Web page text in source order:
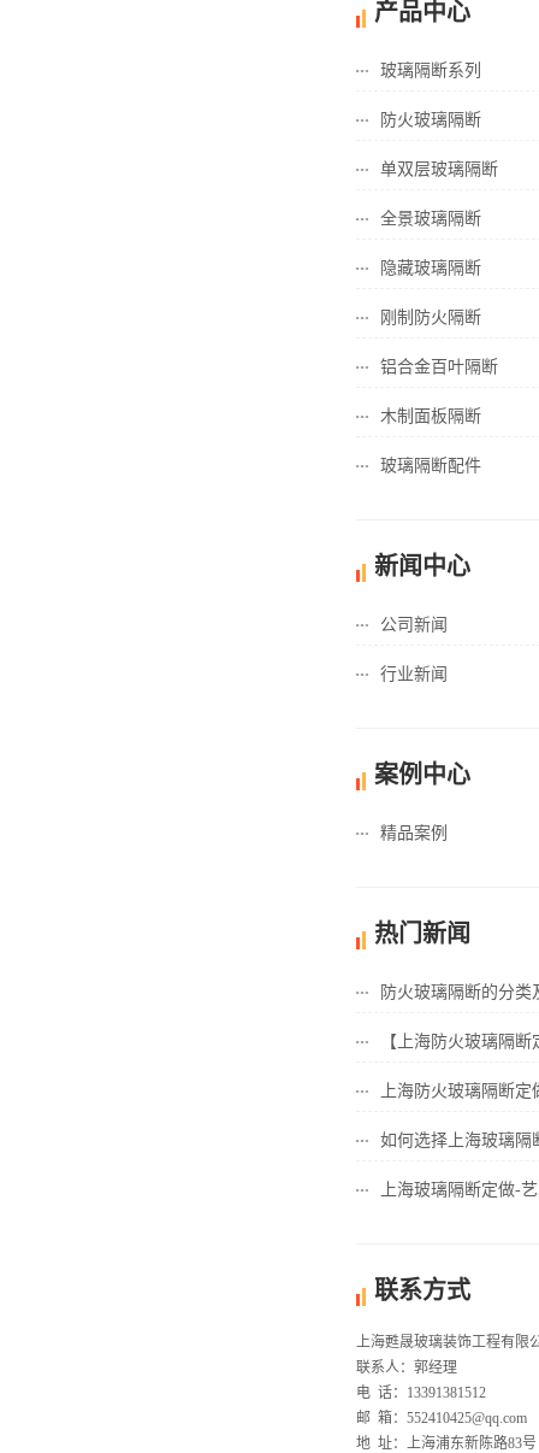
产品中心
玻璃隔断系列
防火玻璃隔断
单双层玻璃隔断
全景玻璃隔断
隐藏玻璃隔断
刚制防火隔断
铝合金百叶隔断
木制面板隔断
玻璃隔断配件
新闻中心
公司新闻
行业新闻
案例中心
精品案例
热门新闻
防火玻璃隔断的分类
【上海防火玻璃隔
上海防火玻璃隔断
如何选择上海玻璃隔
上海玻璃隔断定做-
联系方式
上海甦晟玻璃装饰工程有限
联系人：郭经理
电 话：13391381512
邮 箱：552410425@qq.com
地 址：上海浦东新陈路83号